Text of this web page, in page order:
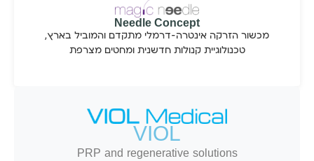
Needle Concept
מכשור הזרקה אינטרה-דרמלי מתקדם והמוביל בארץ,
טכנולוגיית קנולות חדשנית ומחטים מצרפת
VIOL
PRP and regenerative solutions